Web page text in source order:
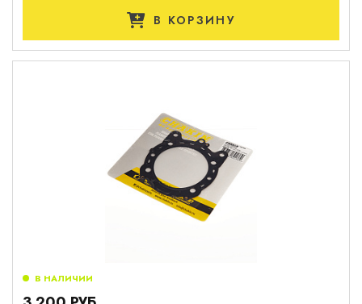
В КОРЗИНУ
В НАЛИЧИИ